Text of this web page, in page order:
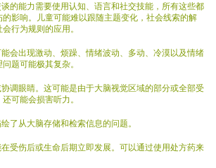
的能力需要使用认知、语言和社交技能，所有这些都
影响。儿童可能难以跟随主题变化，社会线索的解
行为规则的应用。
会出现激动、烦躁、情绪波动、多动、冷漠以及情绪
题可能极其复杂。
调眼睛。这可能是由于大脑视觉区域的部分或全部受
可能会损害听力。
了从大脑存储和检索信息的问题。
受伤后或生命后期立即发展。可以通过使用处方药来